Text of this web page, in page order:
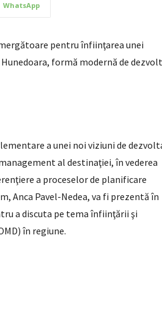
WhatsApp
pentru înfiinţarea unei
formă modernă de
a unei noi viziuni de
al destinaţiei, în vederea
a proceselor de planificare
Anca Pavel-Nedea, va fi prezentă în
a discuta pe tema înfiinţării şi
în regiune.